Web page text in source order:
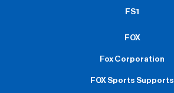
FS1
FOX
Fox Corporation
FOX Sports Supports